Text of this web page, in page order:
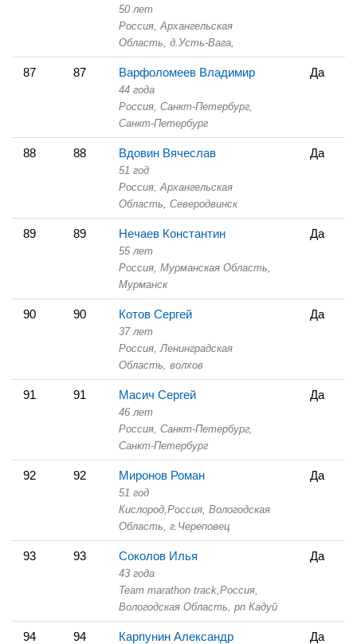
50 лет
Россия, Архангельская
Область, д.Усть-Вага,
87 87 Варфоломеев Владимир
44 года
Россия, Санкт-Петербург,
Санкт-Петербург
Да
88 88 Вдовин Вячеслав
51 год
Россия, Архангельская
Область, Северодвинск
Да
89 89 Нечаев Константин
55 лет
Россия, Мурманская Область,
Мурманск
Да
90 90 Котов Сергей
37 лет
Россия, Ленинградская
Область, волхов
Да
91 91 Масич Сергей
46 лет
Россия, Санкт-Петербург,
Санкт-Петербург
Да
92 92 Миронов Роман
51 год
Кислород, Россия, Вологодская
Область, г.Череповец
Да
93 93 Соколов Илья
43 года
Team marathon track, Россия,
Вологодская Область, рп Кадуй
Да
94 94 Карпунин Александр Да